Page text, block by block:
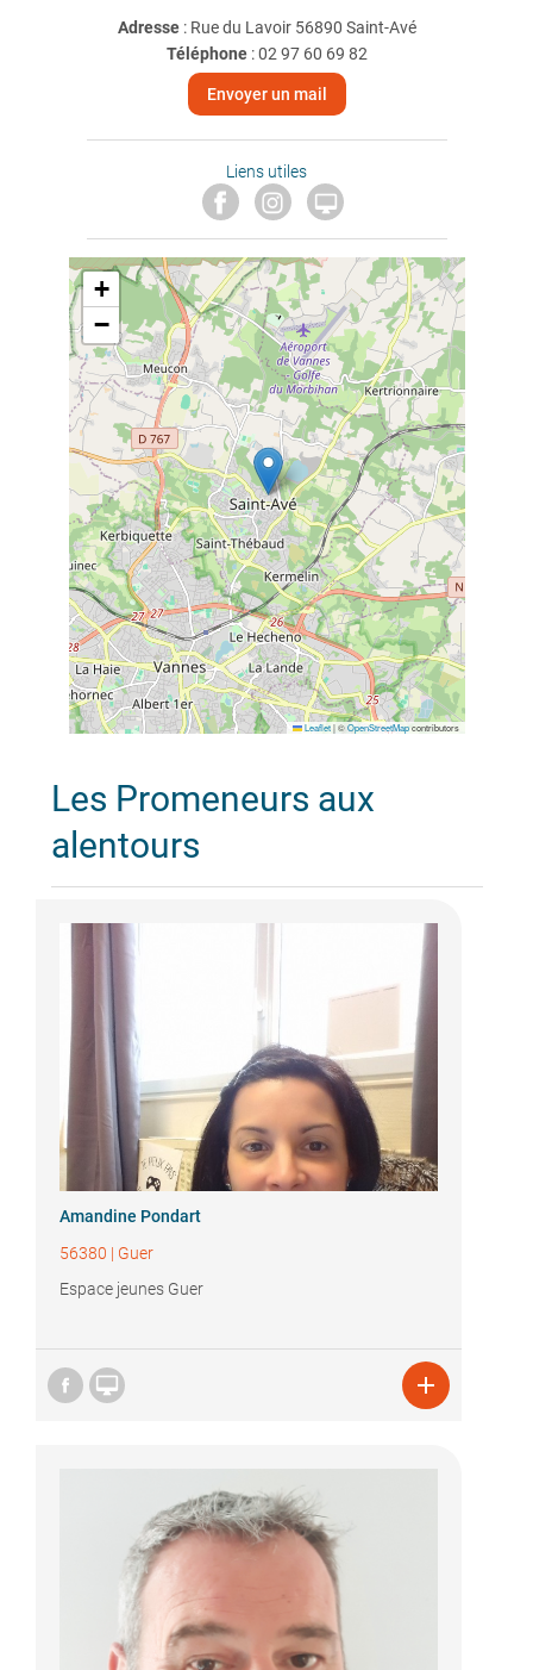
Adresse : Rue du Lavoir 56890 Saint-Avé
Téléphone:02 97 60 69 82
Envoyer un mail
Liens utiles

+
−
Leaflet |©OpenStreetMapcontributors
Les Promeneurs aux
alentours
Amandine Pondart
56380 | Guer
Espace jeunes Guer
 